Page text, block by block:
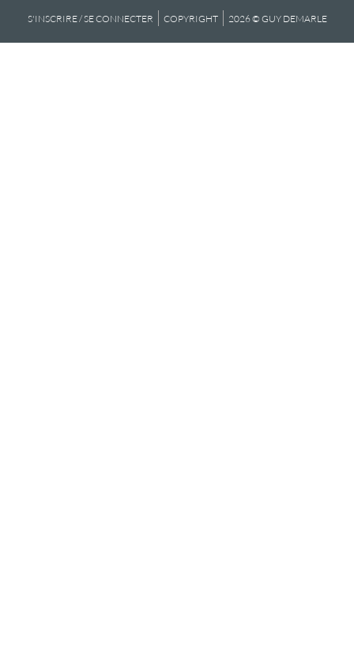
S'INSCRIRE / SE CONNECTER COPYRIGHT 2026 © GUY DEMARLE